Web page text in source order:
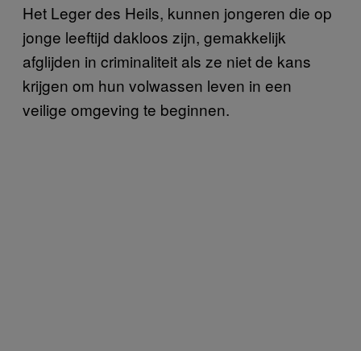
Het Leger des Heils, kunnen jongeren die op
jonge leeftijd dakloos zijn, gemakkelijk
afglijden in criminaliteit als ze niet de kans
krijgen om hun volwassen leven in een
veilige omgeving te beginnen.